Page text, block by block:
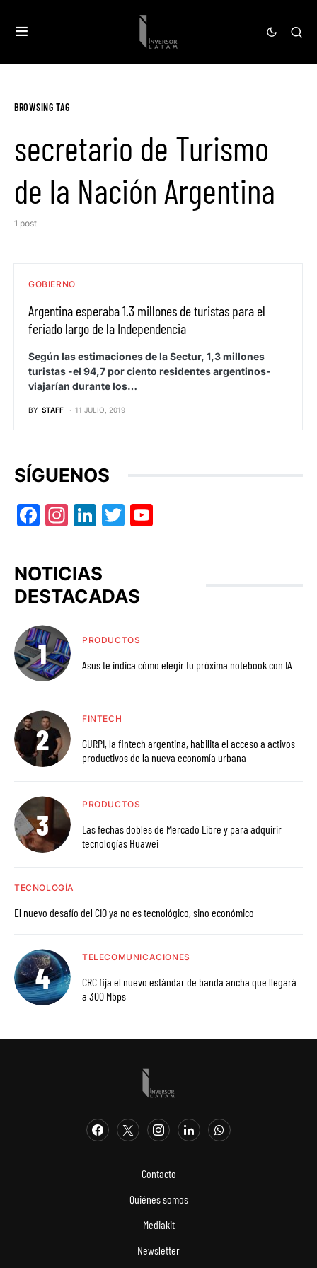
BROWSING TAG
secretario de Turismo
de la Nación Argentina
1 post
GOBIERNO
Argentina esperaba 1.3 millones de turistas para el
feriado largo de la Independencia
Según las estimaciones de la Sectur, 1,3 millones
turistas -el 94,7 por ciento residentes argentinos-
viajarían durante los…
BY STAFF 11 JULIO, 2019
SÍGUENOS
Facebook
Instagram
LinkedIn
Twitter
NOTICIAS
DESTACADAS
PRODUCTOS
Asus te indica cómo elegir tu próxima notebook con IA
FINTECH
GURPI, la fintech argentina, habilita el acceso a activos
productivos de la nueva economía urbana
PRODUCTOS
Las fechas dobles de Mercado Libre y para adquirir
tecnologías Huawei
TECNOLOGÍA
El nuevo desafío del CIO ya no es tecnológico, sino económico
TELECOMUNICACIONES
CRC fija el nuevo estándar de banda ancha que llegará
a 300 Mbps
Contacto
Quiénes somos
Mediakit
Newsletter